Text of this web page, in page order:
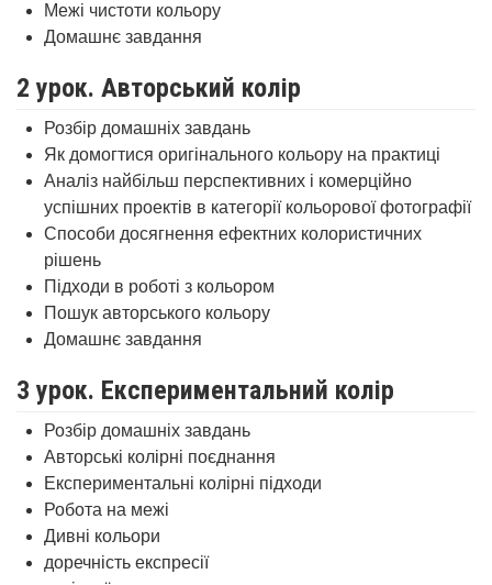
Межі чистоти кольору
Домашнє завдання
2 урок. Авторський колір
Розбір домашніх завдань
Як домогтися оригінального кольору на практиці
Аналіз найбільш перспективних і комерційно
успішних проектів в категорії кольорової фотографії
Способи досягнення ефектних колористичних
рішень
Підходи в роботі з кольором
Пошук авторського кольору
Домашнє завдання
3 урок. Експериментальний колір
Розбір домашніх завдань
Авторські колірні поєднання
Експериментальні колірні підходи
Робота на межі
Дивні кольори
доречність експресії